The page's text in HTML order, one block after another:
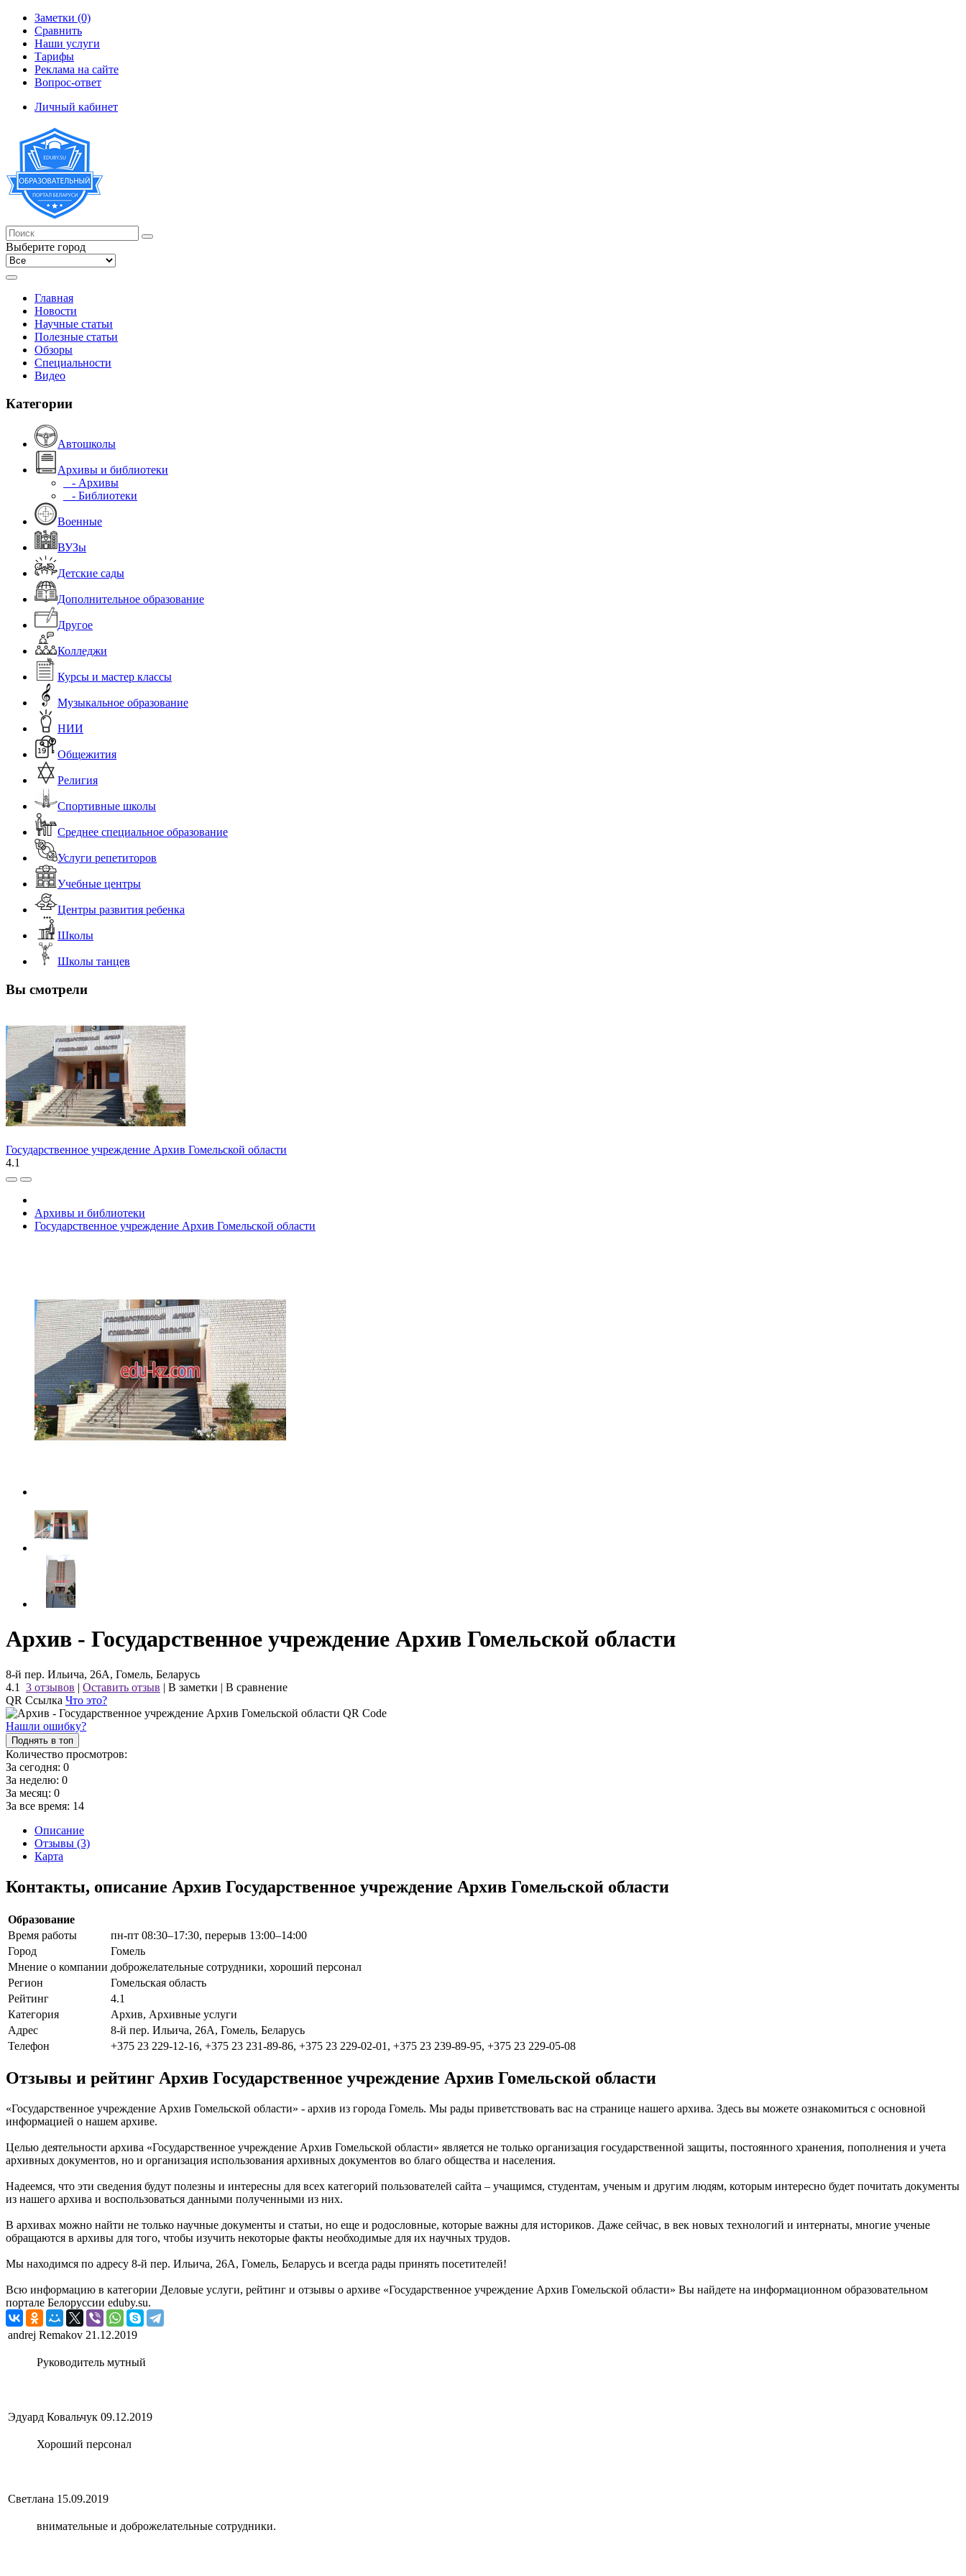
Заметки (0)
Сравнить
Наши услуги
Тарифы
Реклама на сайте
Вопрос-ответ
Личный кабинет
Выберите город
Главная
Новости
Научные статьи
Полезные статьи
Обзоры
Специальности
Видео
Категории
Автошколы
Архивы и библиотеки
- Архивы
- Библиотеки
Военные
ВУЗы
Детские сады
Дополнительное образование
Другое
Колледжи
Курсы и мастер классы
Музыкальное образование
НИИ
Общежития
Религия
Спортивные школы
Среднее специальное образование
Услуги репетиторов
Учебные центры
Центры развития ребенка
Школы
Школы танцев
Вы смотрели
Государственное учреждение Архив Гомельской области
4.1
Архивы и библиотеки
Государственное учреждение Архив Гомельской области
Архив - Государственное учреждение Архив Гомельской области
8-й пер. Ильича, 26А, Гомель, Беларусь
4.1
3 отзывов | Оставить отзыв | В заметки | В сравнение
QR Ссылка Что это?
Нашли ошибку?
Поднять в топ
Количество просмотров:
За сегодня: 0
За неделю: 0
За месяц: 0
За все время: 14
Описание
Отзывы (3)
Карта
Контакты, описание Архив Государственное учреждение Архив Гомельской области
Образование
Время работы
пн-пт 08:30–17:30, перерыв 13:00–14:00
Город
Гомель
Мнение о компании доброжелательные сотрудники, хороший персонал
Регион
Гомельская область
Рейтинг
4.1
Категория
Архив, Архивные услуги
Адрес
8-й пер. Ильича, 26А, Гомель, Беларусь
Телефон
+375 23 229-12-16, +375 23 231-89-86, +375 23 229-02-01, +375 23 239-89-95, +375 23 229-05-08
Отзывы и рейтинг Архив Государственное учреждение Архив Гомельской области
«Государственное учреждение Архив Гомельской области» - архив из города Гомель. Мы рады приветствовать вас на странице нашего архива. Здесь вы можете ознакомиться с основной
информацией о нашем архиве.
Целью деятельности архива «Государственное учреждение Архив Гомельской области» является не только организация государственной защиты, постоянного хранения, пополнения и учета
архивных документов, но и организация использования архивных документов во благо общества и населения.
Надеемся, что эти сведения будут полезны и интересны для всех категорий пользователей сайта – учащимся, студентам, ученым и другим людям, которым интересно будет почитать документы
из нашего архива и воспользоваться данными полученными из них.
В архивах можно найти не только научные документы и статьи, но еще и родословные, которые важны для историков. Даже сейчас, в век новых технологий и интернаты, многие ученые
обращаются в архивы для того, чтобы изучить некоторые факты необходимые для их научных трудов.
Мы находимся по адресу 8-й пер. Ильича, 26А, Гомель, Беларусь и всегда рады принять посетителей!
Всю информацию в категории Деловые услуги, рейтинг и отзывы о архиве «Государственное учреждение Архив Гомельской области» Вы найдете на информационном образовательном
портале Белоруссии eduby.su.
andrej Remakov 21.12.2019
Руководитель мутный
Эдуард Ковальчук 09.12.2019
Хороший персонал
Светлана 15.09.2019
внимательные и доброжелательные сотрудники.